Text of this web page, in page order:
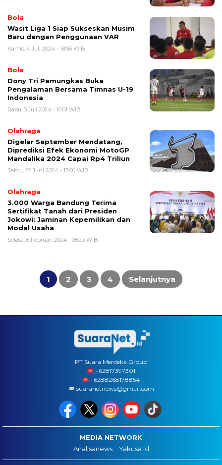
Bola
Wasit Liga 1 Siap Sukseskan Musim
Baru dengan Penggunaan VAR
Kamis, 4 Juli 2024 - 18:56 WIB
Bola
Dony Tri Pamungkas Buka
Pengalaman Bersama Timnas U-19
Indonesia
Rabu, 3 Juli 2024 - 10:01 WIB
Olahraga
Digelar September Mendatang,
Diprediksi Efek Ekonomi MotoGP
Mandalika 2024 Capai Rp4 Triliun
Sabtu, 22 Juni 2024 - 17:00 WIB
Olahraga
3.000 Warga Bandung Terima
Sertifikat Tanah dari Presiden
Jokowi: Jaminan Kepemilikan dan
Modal Usaha
Selasa, 6 Februari 2024 - 08:23 WIB
Paginasi
1 2 3 4 Selanjutnya
PT Suara Merdeka Group
‪+62817397301
+6288268178854
suaranetnews@gmail.com
MEDIA NETWORK
Analisanews
Yakusa.id